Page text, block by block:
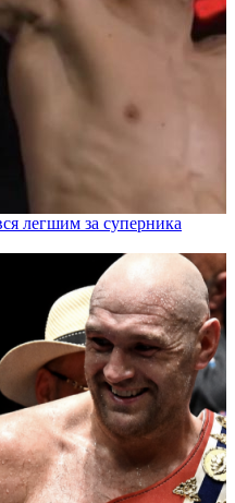
легшим за суперника